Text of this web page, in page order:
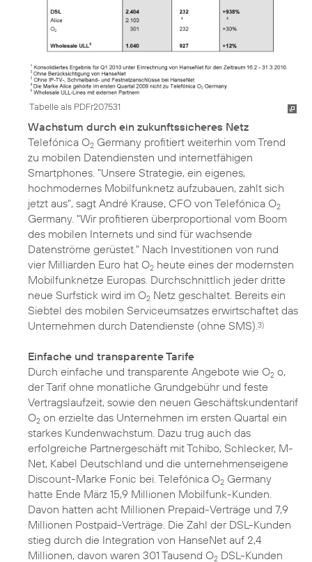
Tabelle als PDFr207531
Wachstum durch ein zukunftssicheres Netz
Telefónica O2 Germany profitiert weiterhin vom Trend
zu mobilen Datendiensten und internetfähigen
Smartphones. "Unsere Strategie, ein eigenes,
hochmodernes Mobilfunknetz aufzubauen, zahlt sich
jetzt aus", sagt André Krause, CFO von Telefónica O2
Germany. "Wir profitieren überproportional vom Boom
des mobilen Internets und sind für wachsende
Datenströme gerüstet." Nach Investitionen von rund
vier Milliarden Euro hat O2 heute eines der modernsten
Mobilfunknetze Europas. Durchschnittlich jeder dritte
neue Surfstick wird im O2 Netz geschaltet. Bereits ein
Siebtel des mobilen Serviceumsatzes erwirtschaftet das
Unternehmen durch Datendienste (ohne SMS). 3)
Einfache und transparente Tarife
Durch einfache und transparente Angebote wie O2 o,
der Tarif ohne monatliche Grundgebühr und feste
Vertragslaufzeit, sowie den neuen Geschäftskundentarif
O2 on erzielte das Unternehmen im ersten Quartal ein
starkes Kundenwachstum. Dazu trug auch das
erfolgreiche Partnergeschäft mit Tchibo, Schlecker, M-
Net, Kabel Deutschland und die unternehmenseigene
Discount-Marke Fonic bei. Telefónica O2 Germany
hatte Ende März 15,9 Millionen Mobilfunk-Kunden.
Davon hatten acht Millionen Prepaid-Verträge und 7,9
Millionen Postpaid-Verträge. Die Zahl der DSL-Kunden
stieg durch die Integration von HanseNet auf 2,4
Millionen, davon waren 301 Tausend O2 DSL-Kunden